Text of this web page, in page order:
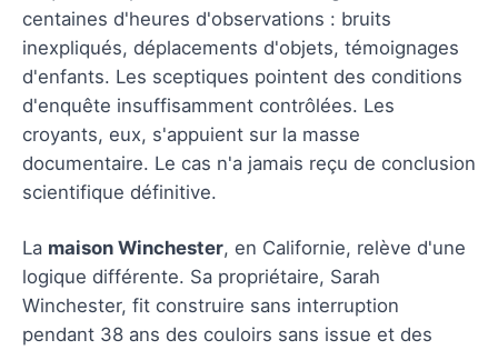
centaines d'heures d'observations : bruits
inexpliqués, déplacements d'objets, témoignages
d'enfants. Les sceptiques pointent des conditions
d'enquête insuffisamment contrôlées. Les
croyants, eux, s'appuient sur la masse
documentaire. Le cas n'a jamais reçu de conclusion
scientifique définitive.
La maison Winchester, en Californie, relève d'une
logique différente. Sa propriétaire, Sarah
Winchester, fit construire sans interruption
pendant 38 ans des couloirs sans issue et des